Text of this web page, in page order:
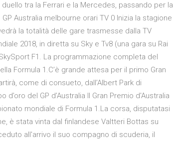
tra la Ferrari e la Mercedes, passando per la
Australia melbourne orari TV 0 Inizia la stagione
la totalità delle gare trasmesse dalla TV
2018, in diretta su Sky e Tv8 (una gara su Rai
F1. La programmazione completa del
Formula 1.C’è grande attesa per il primo Gran
come di consueto, dall’Albert Park di
del GP d’Australia Il Gran Premio d'Australia
mondiale di Formula 1.La corsa, disputatasi
è stata vinta dal finlandese Valtteri Bottas su
all'arrivo il suo compagno di scuderia, il